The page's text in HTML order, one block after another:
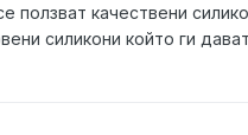
качествени
силикони който ги